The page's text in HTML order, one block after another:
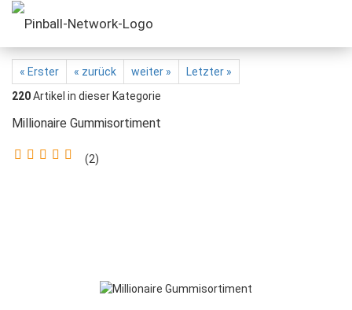
« Erster « zurück weiter »
Letzter »
220Artikel in dieser Kategorie
Millionaire Gummisortiment
2